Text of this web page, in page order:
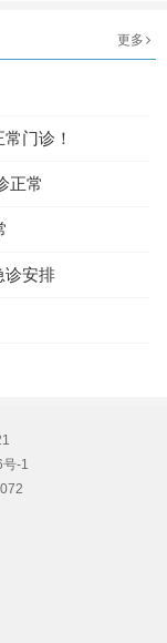
更多
门诊！
正常
诊安排
-1